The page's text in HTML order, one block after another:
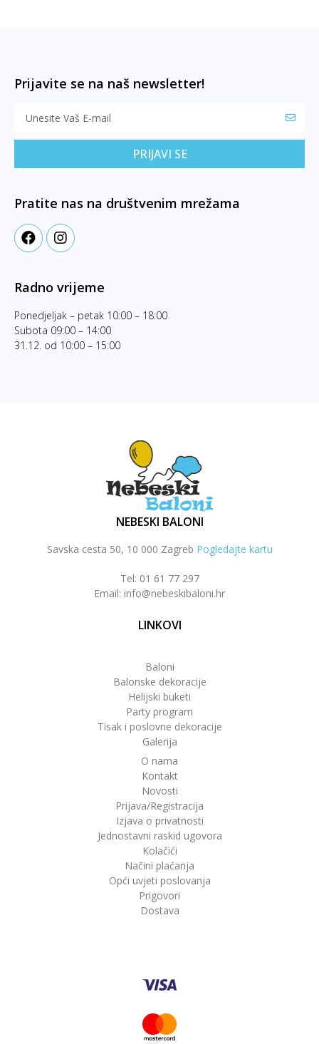
Prijavite se na naš newsletter!
PRIJAVI SE
Pratite nas na društvenim mrežama
Radno vrijeme
Ponedjeljak – petak 10:00 – 18:00
Subota 09:00 – 14:00
31.12. od 10:00 – 15:00
NEBESKI BALONI
Savska cesta 50, 10 000 Zagreb Pogledajte kartu
Tel: 01 61 77 297
Email: info@nebeskibaloni.hr
LINKOVI
Baloni
Balonske dekoracije
Helijski buketi
Party program
Tisak i poslovne dekoracije
Galerija
O nama
Kontakt
Novosti
Prijava/Registracija
Izjava o privatnosti
Jednostavni raskid ugovora
Kolačići
Načini plaćanja
Opći uvjeti poslovanja
Prigovori
Dostava